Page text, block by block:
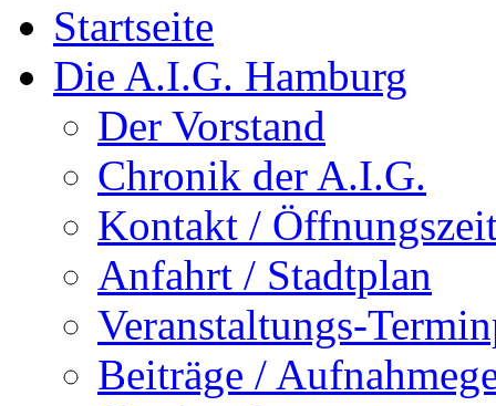
Startseite
Die A.I.G. Hamburg
Der Vorstand
Chronik der A.I.G.
Kontakt /
Anfahrt / Stadtplan
Veranstaltungs-
Beiträge /